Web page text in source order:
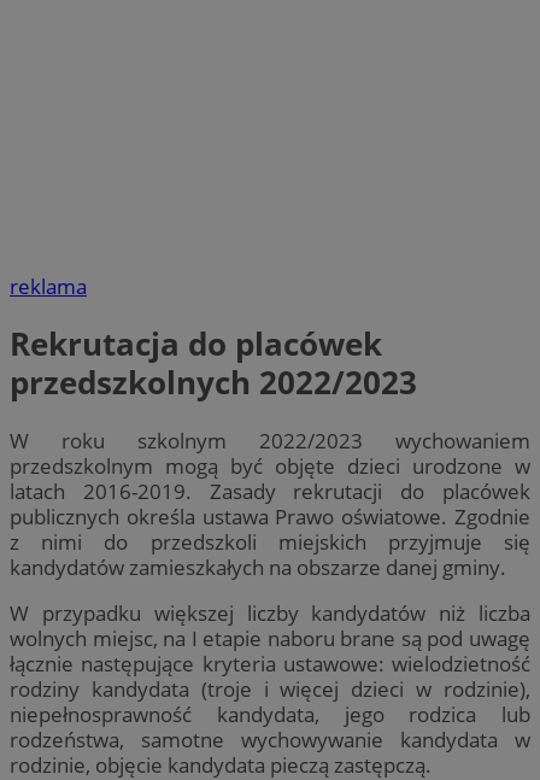
reklama
Rekrutacja do placówek
przedszkolnych 2022/2023
W roku szkolnym 2022/2023 wychowaniem
przedszkolnym mogą być objęte dzieci urodzone w
latach 2016-2019. Zasady rekrutacji do placówek
publicznych określa ustawa Prawo oświatowe. Zgodnie
z nimi do przedszkoli miejskich przyjmuje się
kandydatów zamieszkałych na obszarze danej gminy.
W przypadku większej liczby kandydatów niż liczba
wolnych miejsc, na I etapie naboru brane są pod uwagę
łącznie następujące kryteria ustawowe: wielodzietność
rodziny kandydata (troje i więcej dzieci w rodzinie),
niepełnosprawność kandydata, jego rodzica lub
rodzeństwa, samotne wychowywanie kandydata w
rodzinie, objęcie kandydata pieczą zastępczą.